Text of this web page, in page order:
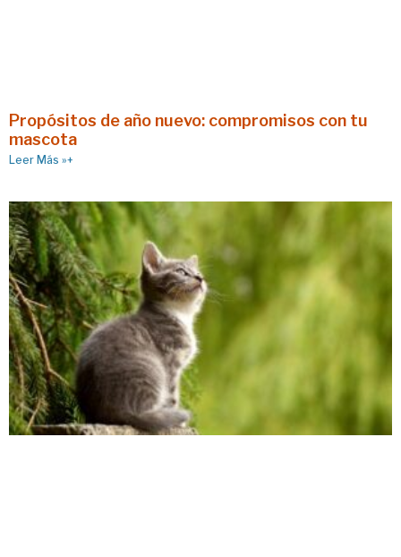
Propósitos de año nuevo: compromisos con tu
mascota
Leer Más »+